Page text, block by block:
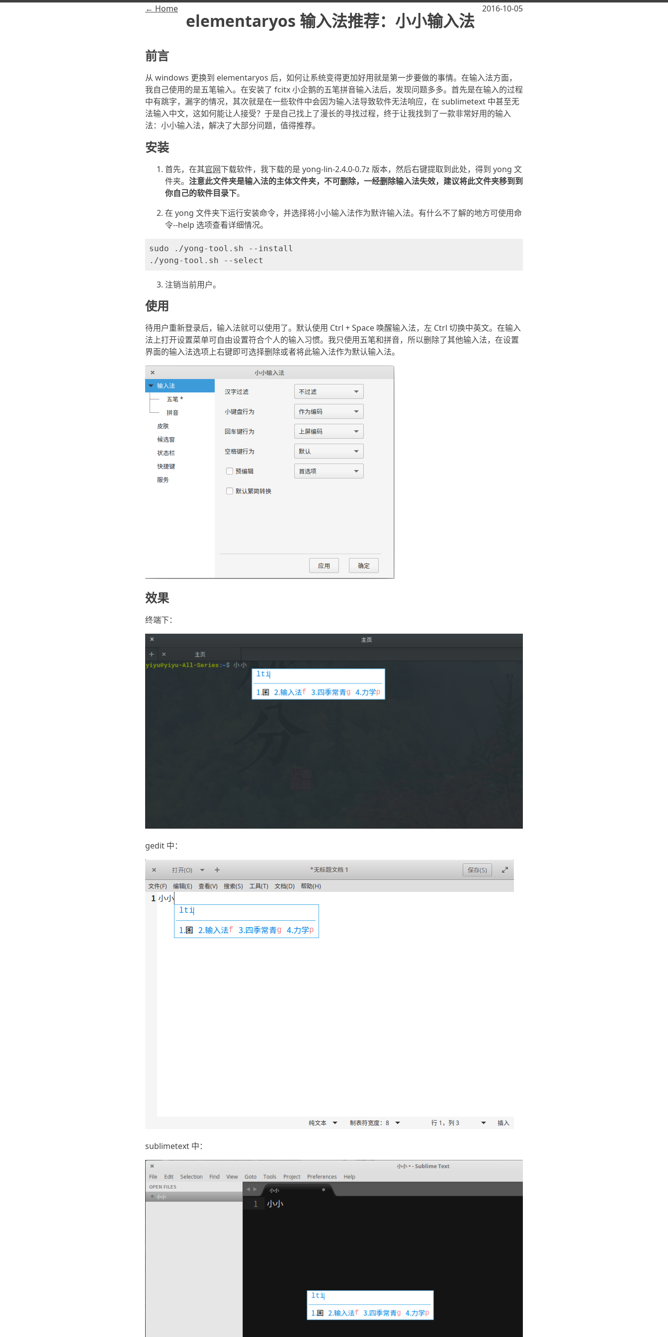
← Home
elementaryos 输入法推荐：小小输入法
2016-10-05
前言
从 windows 更换到 elementaryos 后，如何让系统变得更加好用就是第一步要做的事情。在输入法方面，
我自己使用的是五笔输入。在安装了 fcitx 小企鹅的五笔拼音输入法后，发现问题多多。首先是在输入的过程
中有跳字，漏字的情况，其次就是在一些软件中会因为输入法导致软件无法响应，在 sublimetext 中甚至无
法输入中文，这如何能让人接受？于是自己找上了漫长的寻找过程，终于让我找到了一款非常好用的输入
法：小小输入法，解决了大部分问题，值得推荐。
安装
首先，在其官网下载软件，我下载的是 yong-lin-2.4.0-0.7z 版本，然后右键提取到此处，得到 yong 文
件夹。 注意此文件夹是输入法的主体文件夹，不可删除，一经删除输入法失效，建议将此文件夹移到到
你自己的软件目录下。
在 yong 文件夹下运行安装命令，并选择将小小输入法作为默许输入法。有什么不了解的地方可使用命
令--help 选项查看详细情况。
sudo ./yong-tool.sh --install
注销当前用户。
使用
待用户重新登录后，输入法就可以使用了。默认使用 Ctrl + Space 唤醒输入法，左 Ctrl 切换中英文。在输入
法上打开设置菜单可自由设置符合个人的输入习惯。我只使用五笔和拼音，所以删除了其他输入法，在设置
界面的输入法选项上右键即可选择删除或者将此输入法作为默认输入法。
效果
终端下：
gedit 中：
sublimetext 中：